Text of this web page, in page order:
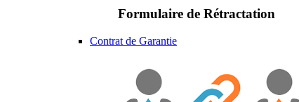
Formulaire de Rétractation
Contrat de Garantie